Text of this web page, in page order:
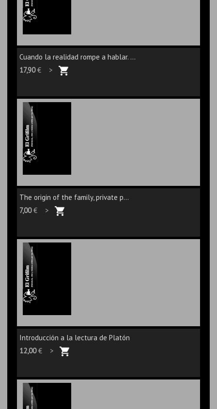
Cuando la realidad rompe a hablar. ...
17,90€ >
The origin of the family, private p...
7,00€ >
Introducción a la lectura de Platón
12,00€ >